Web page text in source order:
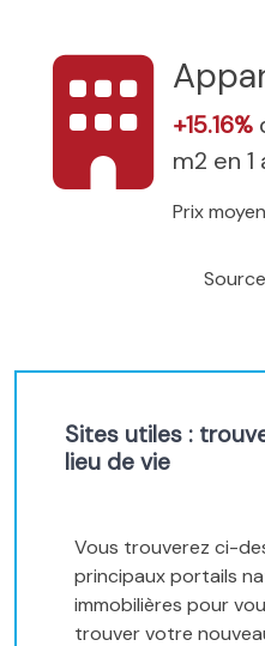
+15.16%
m2 en 1
Prix
Sites utiles :
lieu de vie
Vous trouverez ci-
principaux portails
immobilières pour
trouver votre